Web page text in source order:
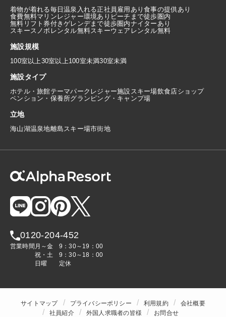
着物が着れる毎日温泉入れる正社員雇用あり食事の提供あり
食費無料マリンレジャー環境あり ビーチまで徒歩圏内
無料リフト券付きゲレンデまで徒歩圏内ナイターあり
スキースノボレンタル無料スキーウェアレンタル無料
施設規模
100室以上30室以上100室未満30室未満
施設タイプ
ホテル・旅館テーマパーク レジャー施設スキー場飲食店ショップ
ペンション・保養所グランピング・キャンプ場
立地
海山湖温泉地離島スキー場市街地
0120-204-452
営業時間 月～金
9：30～19：00
祝・土
9：30～18：00
日曜
定休
サイトマップ プライバシーポリシー 利用規約
会社概要
社員紹介
外国人求職者の皆様 お問合せ